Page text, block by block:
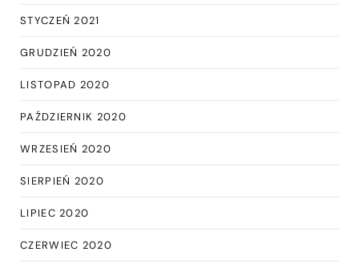
STYCZEŃ 2021
GRUDZIEŃ 2020
LISTOPAD 2020
PAŹDZIERNIK 2020
WRZESIEŃ 2020
SIERPIEŃ 2020
LIPIEC 2020
CZERWIEC 2020